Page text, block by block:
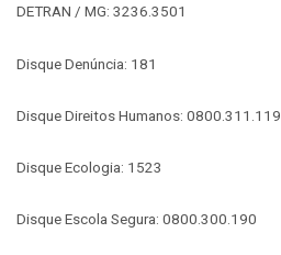
DETRAN / MG: 3236.3501
Disque Denúncia: 181
Disque Direitos Humanos: 0800.311.119
Disque Ecologia: 1523
Disque Escola Segura: 0800.300.190